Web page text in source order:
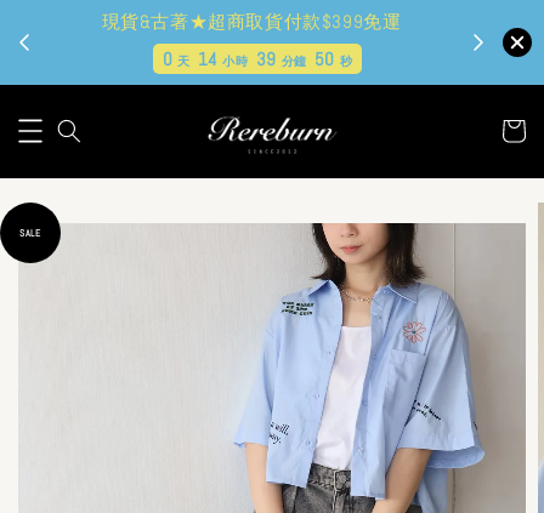
現貨&古著★超商取貨付款$399免運
0天 14小時 39 分鐘 48 秒
SALE